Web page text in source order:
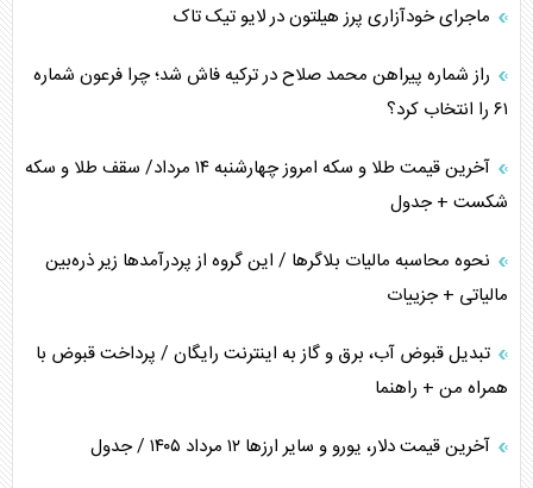
اعتراف غرب به قدرت ایران در تثبیت معادلات
خطای راهبردی ترامپ مقابل برزیل
ماجرای خودآزاری پرز هیلتون در لایو تیک تاک
راز شماره پیراهن محمد صلاح در ترکیه فاش شد؛ چرا فرعون شماره
۶۱ را انتخاب کرد؟
آخرین قیمت طلا و سکه امروز چهارشنبه ۱۴ مرداد/ سقف طلا و سکه
شکست + جدول
نحوه محاسبه مالیات بلاگر‌ها / این گروه از پردرآمد‌ها زیر ذره‌بین
مالیاتی + جزییات
تبدیل قبوض آب، برق و گاز به اینترنت رایگان / پرداخت قبوض با
همراه من + راهنما
آخرین قیمت دلار، یورو و سایر ارز‌ها ۱۲ مرداد ۱۴۰۵ / جدول